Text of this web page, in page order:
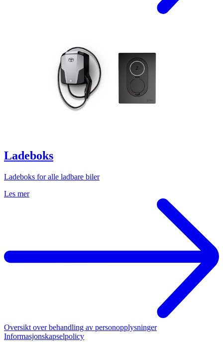
Ladeboks
Ladeboks for alle ladbare biler
Les mer
Oversikt over behandling av personopplysninger
Informasjonskapselpolicy